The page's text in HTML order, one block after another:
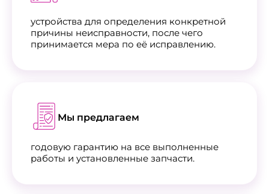
устройства для определения конкретной
причины неисправности, после чего
принимается мера по её исправлению.
Мы предлагаем
годовую гарантию на все выполненные
работы и установленные запчасти.